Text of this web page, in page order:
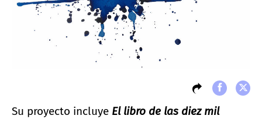
Su proyecto incluye El libro de las diez mil